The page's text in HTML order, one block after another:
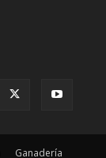
Ganadería